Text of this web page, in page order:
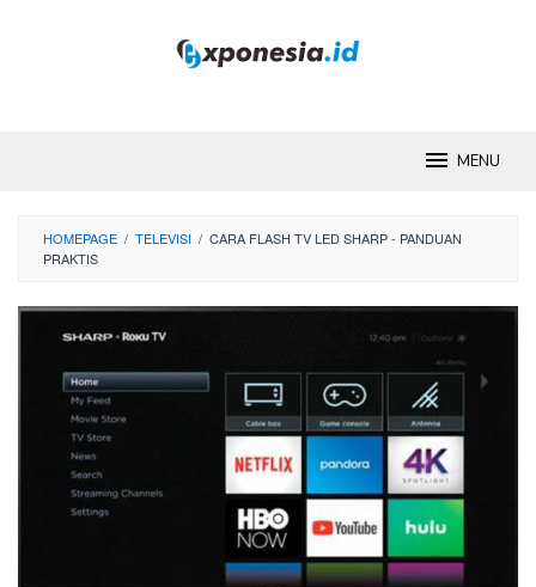
MENU
HOMEPAGE / TELEVISI / CARA FLASH TV LED SHARP - PANDUAN
PRAKTIS